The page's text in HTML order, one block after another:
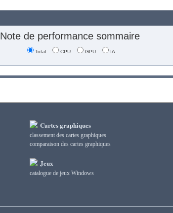
Note de performance sommaire
Total CPU GPU IA
Cartes graphiques
classement des cartes graphiques
сomparaison des cartes graphiques
Jeux
catalogue de jeux Windows